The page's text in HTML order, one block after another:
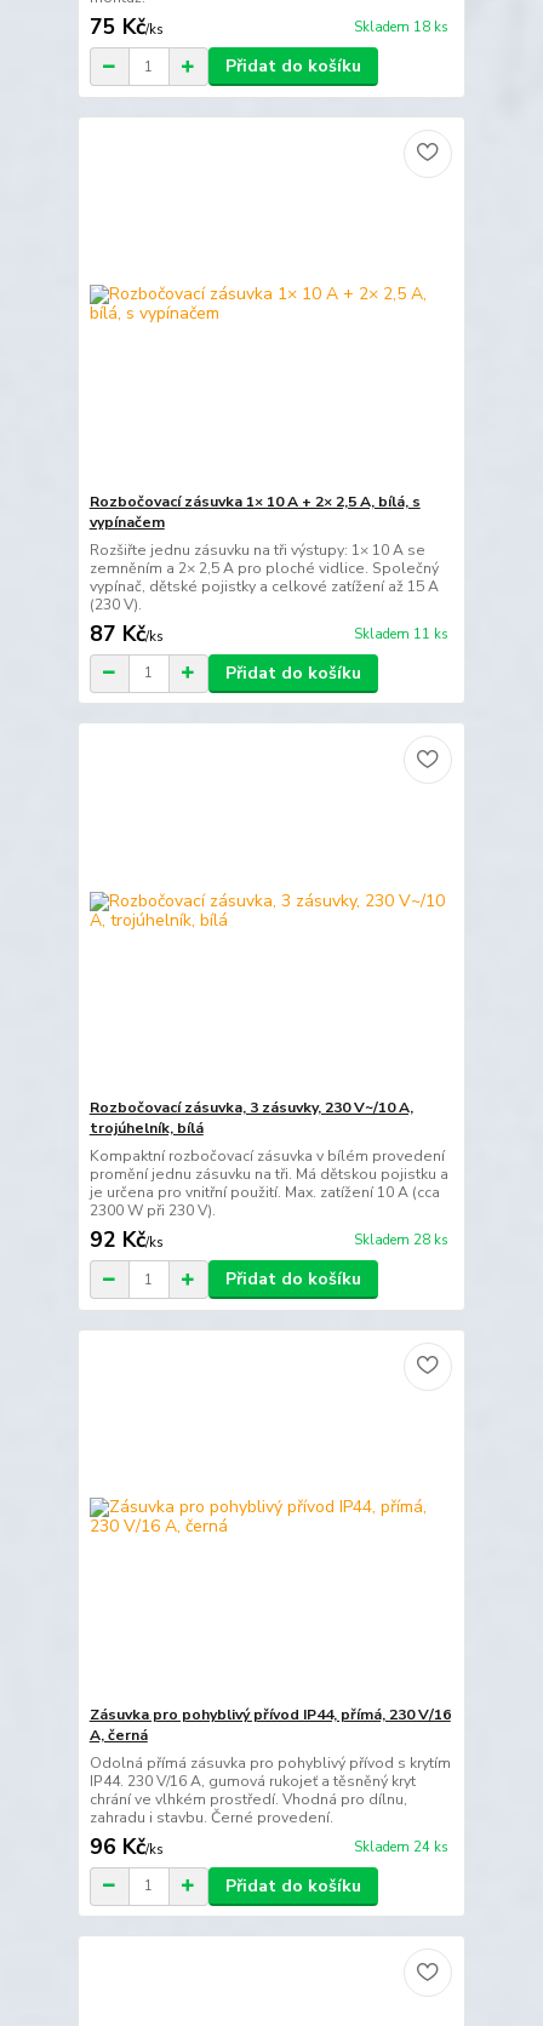
75 Kč/ks Skladem 18 ks
Přidat do košíku
Rozbočovací zásuvka 1× 10 A + 2× 2,5 A, bílá, s
vypínačem
Rozšiřte jednu zásuvku na tři výstupy: 1× 10 A se
zemněním a 2× 2,5 A pro ploché vidlice. Společný
vypínač, dětské pojistky a celkové zatížení až 15 A
(230 V).
87 Kč/ks Skladem 11 ks
Přidat do košíku
Rozbočovací zásuvka, 3 zásuvky, 230 V~/10 A,
trojúhelník, bílá
Kompaktní rozbočovací zásuvka v bílém provedení
promění jednu zásuvku na tři. Má dětskou pojistku a
je určena pro vnitřní použití. Max. zatížení 10 A (cca
2300 W při 230 V).
92 Kč/ks Skladem 28 ks
Přidat do košíku
Zásuvka pro pohyblivý přívod IP44, přímá, 230 V/16
A, černá
Odolná přímá zásuvka pro pohyblivý přívod s krytím
IP44. 230 V/16 A, gumová rukojeť a těsněný kryt
chrání ve vlhkém prostředí. Vhodná pro dílnu,
zahradu i stavbu. Černé provedení.
96 Kč/ks Skladem 24 ks
Přidat do košíku